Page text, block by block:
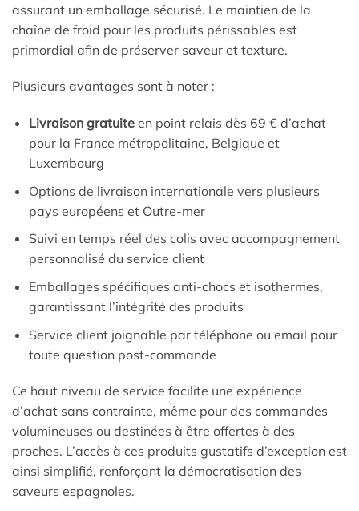
assurant un emballage sécurisé. Le maintien de la
chaîne de froid pour les produits périssables est
primordial afin de préserver saveur et texture.
Plusieurs avantages sont à noter :
Livraison gratuiteen point relais dès 69 € d’achat
pour la France métropolitaine, Belgique et
Luxembourg
Options de livraison internationale vers plusieurs
pays européens et Outre-mer
Suivi en temps réel des colis avec accompagnement
personnalisé du service client
Emballages spécifiques anti-chocs et isothermes,
garantissant l’intégrité des produits
Service client joignable par téléphone ou email pour
toute question post-commande
Ce haut niveau de service facilite une expérience
d’achat sans contrainte, même pour des commandes
volumineuses ou destinées à être offertes à des
proches. L’accès à ces produits gustatifs d’exception est
ainsi simplifié, renforçant la démocratisation des
saveurs espagnoles.